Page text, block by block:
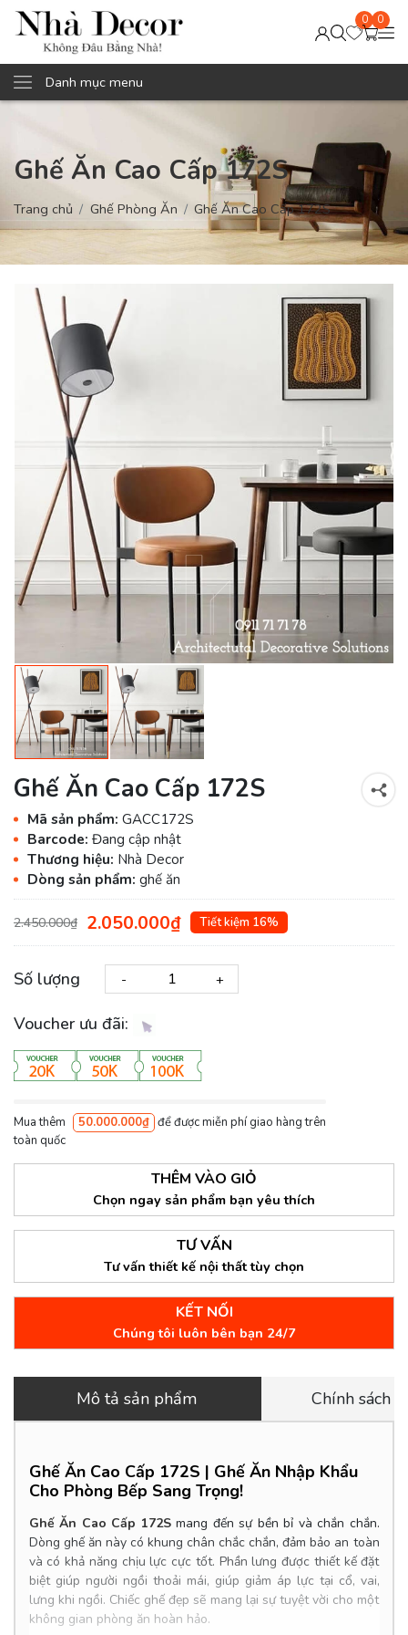
0 0
Danh mục menu
Ghế Ăn Cao Cấp 172S
Trang chủ Ghế Phòng Ăn Ghế Ăn Cao Cấp 172S
Ghế Ăn Cao Cấp 172S
Mã sản phẩm: GACC172S
Barcode: Đang cập nhật
Thương hiệu: Nhà Decor
Dòng sản phẩm: ghế ăn
2.450.000₫ 2.050.000₫ Tiết kiệm 16%
Số lượng - +
Voucher ưu đãi:
Mua thêm 50.000.000₫ để được miễn phí giao hàng trên
toàn quốc
THÊM VÀO GIỎ
Chọn ngay sản phẩm bạn yêu thích
TƯ VẤN
Tư vấn thiết kế nội thất tùy chọn
KẾT NỐI
Chúng tôi luôn bên bạn 24/7
Mô tả sản phẩm Chính sách
Ghế Ăn Cao Cấp 172S | Ghế Ăn Nhập Khẩu
Cho Phòng Bếp Sang Trọng!
Ghế Ăn Cao Cấp 172Smang đến sự bền bỉ và chắn chắn.
Dòng ghế ăn này có khung chân chắc chắn, đảm bảo an toàn
và có khả năng chịu lực cực tốt. Phần lưng được thiết kế đặt
biệt giúp người ngồi thoải mái, giúp giảm áp lực tại cổ, vai,
lưng khi ngồi. Chiếc ghế đẹp sẽ mang lại sự tuyệt vời cho một
không gian phòng ăn hoàn hảo.